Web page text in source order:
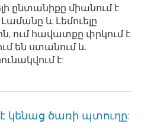
ընտանիքը միանում է
և Լեմուելը
ում հավատքը փրկում է
են ստանում և
է: